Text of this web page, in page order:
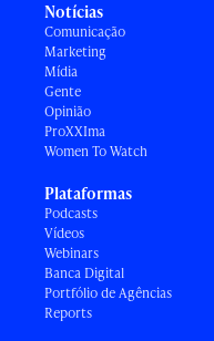
Notícias
Comunicação
Marketing
Mídia
Gente
Opinião
ProXXIma
Women To Watch
Plataformas
Podcasts
Vídeos
Webinars
Banca Digital
Portfólio de Agências
Reports